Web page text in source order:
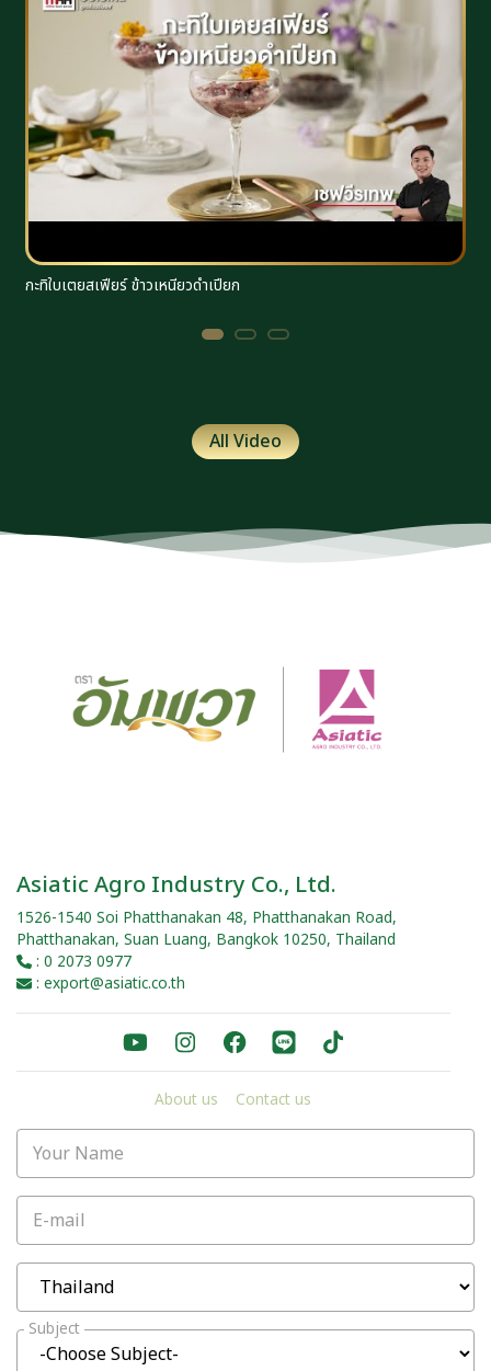
กะทิใบเตยสเฟียร์ ข้าวเหนียวดำเปียก
All Video
Asiatic Agro Industry Co., Ltd.
1526-1540 Soi Phatthanakan 48, Phatthanakan Road,
Phatthanakan, Suan Luang, Bangkok 10250, Thailand
: 0 2073 0977
: export@asiatic.co.th
About us Contact us
Your Name
E-mail
Subject